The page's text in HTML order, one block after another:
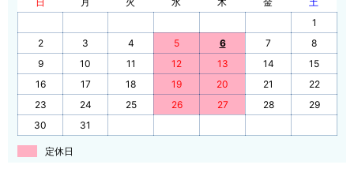
1
2
3 4 5 6 7
8
9
10 11 12 13 14
15
16
17 18 19 20 21
22
23
24 25 26 27 28
29
30
31
定休日